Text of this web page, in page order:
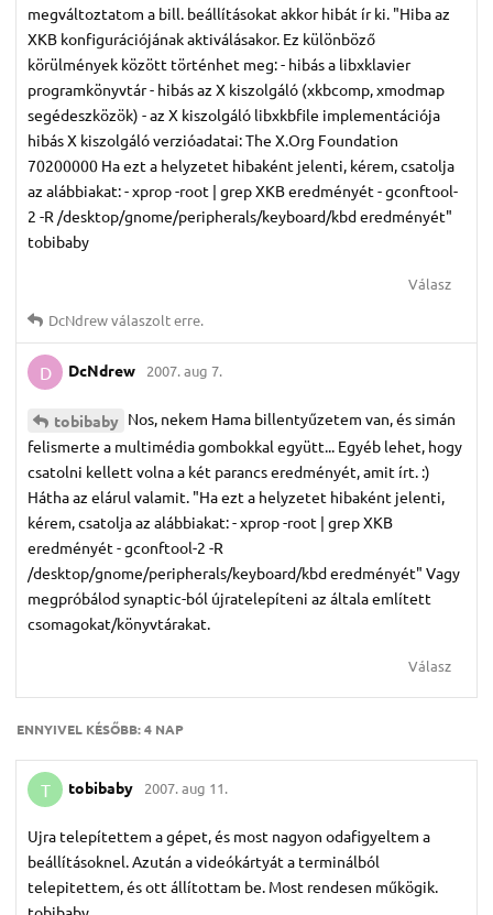
megváltoztatom a bill. beállításokat akkor hibát ír ki. "Hiba az
XKB konfigurációjának aktiválásakor. Ez különböző
körülmények között történhet meg: - hibás a libxklavier
programkönyvtár - hibás az X kiszolgáló (xkbcomp, xmodmap
segédeszközök) - az X kiszolgáló libxkbfile implementációja
hibás X kiszolgáló verzióadatai: The X.Org Foundation
70200000 Ha ezt a helyzetet hibaként jelenti, kérem, csatolja
az alábbiakat: - xprop -root | grep XKB eredményét - gconftool-
2 -R /desktop/gnome/peripherals/keyboard/kbd eredményét"
tobibaby
Válasz
DcNdrewválaszolt erre.
D DcNdrew 2007. aug 7.
tobibaby Nos, nekem Hama billentyűzetem van, és simán
felismerte a multimédia gombokkal együtt... Egyéb lehet, hogy
csatolni kellett volna a két parancs eredményét, amit írt. :)
Hátha az elárul valamit. "Ha ezt a helyzetet hibaként jelenti,
kérem, csatolja az alábbiakat: - xprop -root | grep XKB
eredményét - gconftool-2 -R
/desktop/gnome/peripherals/keyboard/kbd eredményét" Vagy
megpróbálod synaptic-ból újratelepíteni az általa említett
csomagokat/könyvtárakat.
Válasz
ENNYIVEL KÉSŐBB:4 NAP
T tobibaby 2007. aug 11.
Ujra telepítettem a gépet, és most nagyon odafigyeltem a
beállításoknel. Azután a videókártyát a terminálból
telepitettem, és ott állítottam be. Most rendesen műkögik.